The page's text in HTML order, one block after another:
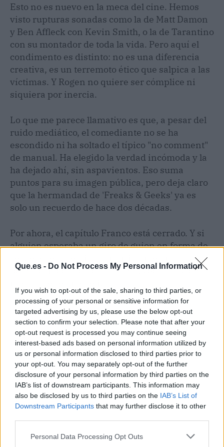
Que.es - Do Not Process My Personal Information
If you wish to opt-out of the sale, sharing to third parties, or
processing of your personal or sensitive information for
targeted advertising by us, please use the below opt-out
section to confirm your selection. Please note that after your
opt-out request is processed you may continue seeing
interest-based ads based on personal information utilized by
us or personal information disclosed to third parties prior to
your opt-out. You may separately opt-out of the further
disclosure of your personal information by third parties on the
IAB’s list of downstream participants. This information may
also be disclosed by us to third parties on the IAB’s List of
Downstream Participants that may further disclose it to other
Personal Data Processing Opt Outs
Esto no es nuevo en la meca del cine. Hemos
visto rupturas sonadas como la de Matt Damon
y Ben Affleck con Kevin Smith, o la de Tarantino
con su montador de toda la vida. Pero aquí el
condimento es distinto: no es una diferencia
creativa, es un terremoto ético que salpica a las
víctimas. Y Rogen no quiere ser cómplice ni
siquiera por inercia.
Lo que me parece llamativo es que, a pesar del
ruido mediático, el comediante no se ha
escondido ni ha soltado el típico "no comment"
de manual. Ha elegido la verdad incómoda y la
ha dejado ahí, sin aspavientos. Eso suma
puntos para su imagen pública, pero deja claro
que la hermandad de 'Freaks & Geeks' ya es
solo un recuerdo de hace dos décadas.
Por ahora, el capítulo Franco está cerrado. Y si
alguien esperaba un giro de guion en forma de
secuela de 'The Disaster Artist', mejor que se
ponga cómodo con otra saga. A veces, la vida